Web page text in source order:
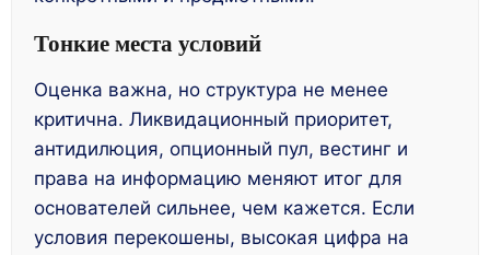
Тонкие места условий
Оценка важна, но структура не менее
критична. Ликвидационный приоритет,
антидилюция, опционный пул, вестинг и
права на информацию меняют итог для
основателей сильнее, чем кажется. Если
условия перекошены, высокая цифра на